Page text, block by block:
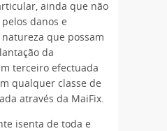
ainda que não
danos e
que possam
da
terceiro efectuada
qualquer classe de
através da MaiFix.
isenta de toda e